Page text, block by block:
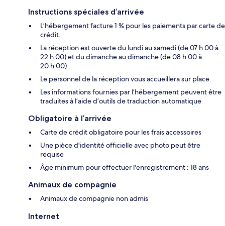
Instructions spéciales d’arrivée
L’hébergement facture 1 % pour les paiements par carte de
crédit.
La réception est ouverte du lundi au samedi (de 07 h 00 à
22 h 00) et du dimanche au dimanche (de 08 h 00 à
20 h 00)
Le personnel de la réception vous accueillera sur place.
Les informations fournies par l’hébergement peuvent être
traduites à l’aide d’outils de traduction automatique
Obligatoire à l’arrivée
Carte de crédit obligatoire pour les frais accessoires
Une pièce d'identité officielle avec photo peut être
requise
Âge minimum pour effectuer l'enregistrement : 18 ans
Animaux de compagnie
Animaux de compagnie non admis
Internet